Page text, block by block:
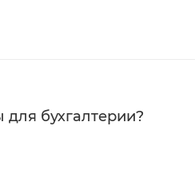
бухгалтерии?